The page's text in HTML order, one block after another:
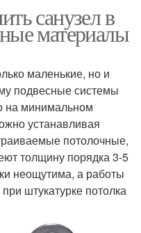
санузел в
материалы
маленькие, но и
подвесные системы
на минимальном
устанавливая
потолочные,
толщину порядка 3-5
неощутима, а работы
штукатурке потолка